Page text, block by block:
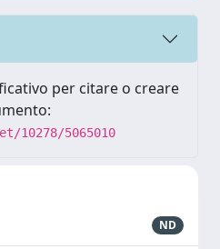
per citare o creare
10278/5065010
ND